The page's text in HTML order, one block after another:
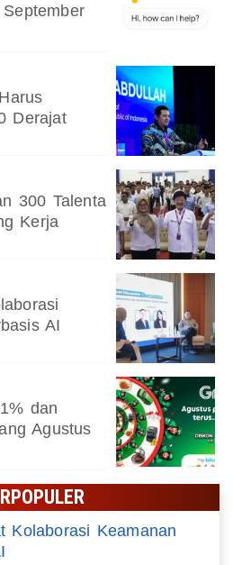
Derajat
300 Talenta
Kerja
AI
dan
Agustus
Kolaborasi Keamanan